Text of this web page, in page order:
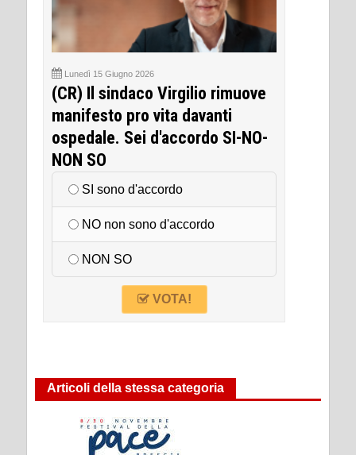
Lunedì 15 Giugno 2026
(CR) Il sindaco Virgilio rimuove
manifesto pro vita davanti
ospedale. Sei d'accordo SI-NO-
NON SO
SI sono d'accordo
NO non sono d'accordo
NON SO
VOTA!
Articoli della stessa categoria